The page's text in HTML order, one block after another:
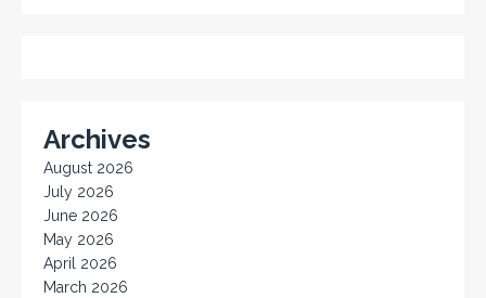
Archives
August 2026
July 2026
June 2026
May 2026
April 2026
March 2026